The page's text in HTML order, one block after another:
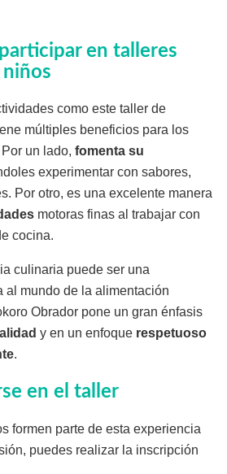
en talleres
como este taller de
múltiples beneficios para los
un lado, fomenta su
experimentar con sabores,
Por otro, es una excelente manera
motoras finas al trabajar con
cocina.
culinaria puede ser una
al mundo de la alimentación
Obrador pone un gran énfasis
y en un enfoque respetuoso
.
en el taller
formen parte de esta experiencia
puedes realizar la inscripción